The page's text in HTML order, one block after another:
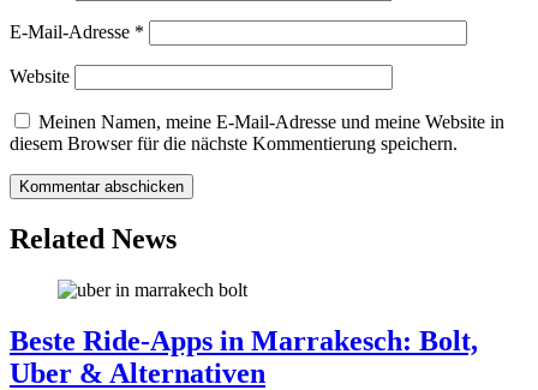
E-Mail-Adresse *
Website
Meinen Namen, meine E-Mail-Adresse und meine Website in
diesem Browser für die nächste Kommentierung speichern.
Related News
Beste Ride-Apps in Marrakesch: Bolt,
Uber & Alternativen